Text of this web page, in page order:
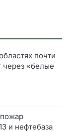
почти
через «белые
и нефтебаза